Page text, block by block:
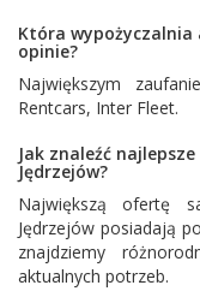
Która wypożyczalnia
opinie?
Największym
Rentcars, Inter Fleet.
Jak znaleźć
Jędrzejów?
Największą ofertę
Jędrzejów posiadają
znajdziemy
aktualnych potrzeb.